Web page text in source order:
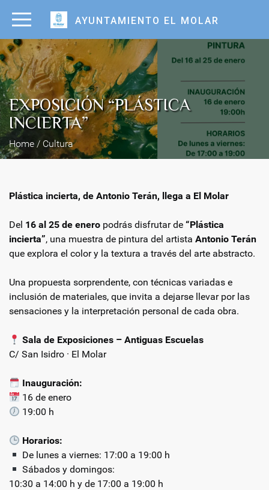
AYUNTAMIENTO EL MOLAR
EXPOSICIÓN “PLÁSTICA
INCIERTA”
Home / Cultura
Plástica incierta, de Antonio Terán, llega a El Molar
Del 16 al 25 de enero podrás disfrutar de “Plástica
incierta”, una muestra de pintura del artista Antonio Terán
que explora el color y la textura a través del arte abstracto.
Una propuesta sorprendente, con técnicas variadas e
inclusión de materiales, que invita a dejarse llevar por las
sensaciones y la interpretación personal de cada obra.
Sala de Exposiciones – Antiguas Escuelas
C/ San Isidro · El Molar
Inauguración:
16 de enero
19:00 h
Horarios:
De lunes a viernes: 17:00 a 19:00 h
Sábados y domingos:
10:30 a 14:00 h y de 17:00 a 19:00 h